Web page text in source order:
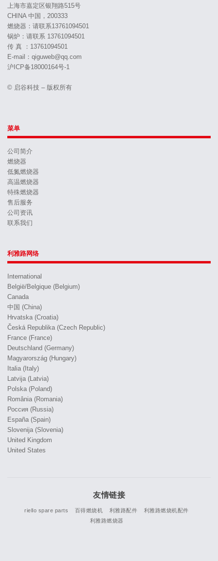
上海市嘉定区银翔路515号
CHINA 中国，200333
燃烧器：请联系13761094501
锅炉：请联系 13761094501
传 真 ：13761094501
E-mail：qiguweb@qq.com
沪ICP备18000164号-1
© 启谷科技 – 版权所有
菜单
公司简介
燃烧器
低氮燃烧器
高温燃烧器
特殊燃烧器
售后服务
公司资讯
联系我们
利雅路网络
International
België/Belgique (Belgium)
Canada
中国 (China)
Hrvatska (Croatia)
Česká Republika (Czech Republic)
France (France)
Deutschland (Germany)
Magyarország (Hungary)
Italia (Italy)
Latvija (Latvia)
Polska (Poland)
România (Romania)
Россия (Russia)
España (Spain)
Slovenija (Slovenia)
United Kingdom
United States
友情链接
riello spare parts 百得燃烧机 利雅路配件
利雅路燃烧机配件
利雅路燃烧器